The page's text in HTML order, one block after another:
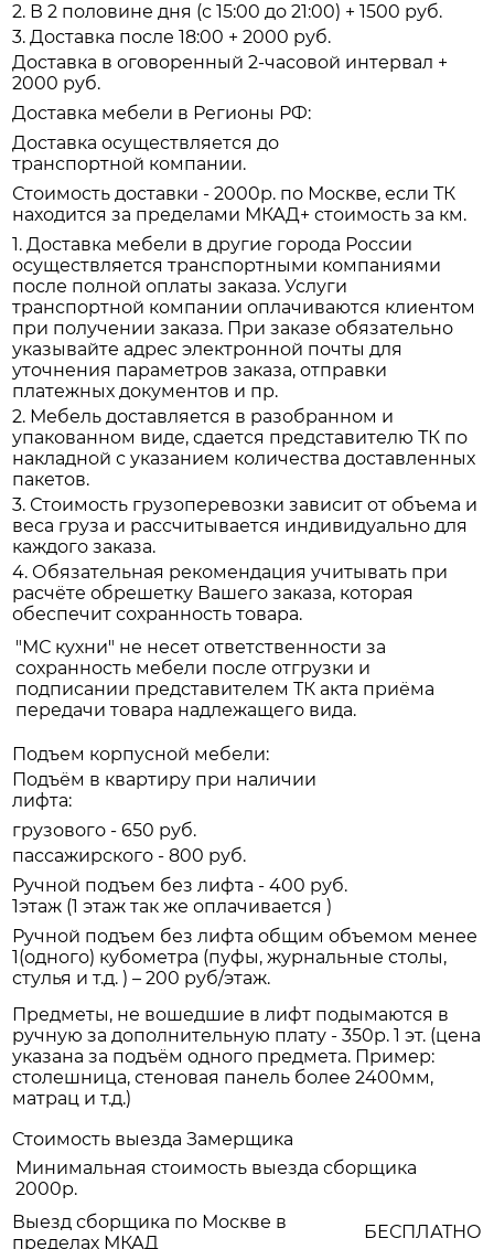
2. В 2 половине дня (с 15:00 до 21:00) + 1500 руб.
3. Доставка после 18:00 + 2000 руб.
Доставка в оговоренный 2-часовой интервал +
2000 руб.
Доставка мебели в Регионы РФ:
Доставка осуществляется до
транспортной компании.
Стоимость доставки - 2000р. по Москве, если ТК
находится за пределами МКАД+ стоимость за км.
1. Доставка мебели в другие города России
осуществляется транспортными компаниями
после полной оплаты заказа. Услуги
транспортной компании оплачиваются клиентом
при получении заказа. При заказе обязательно
указывайте адрес электронной почты для
уточнения параметров заказа, отправки
платежных документов и пр.
2. Мебель доставляется в разобранном и
упакованном виде, сдается представителю ТК по
накладной с указанием количества доставленных
пакетов.
3. Стоимость грузоперевозки зависит от объема и
веса груза и рассчитывается индивидуально для
каждого заказа.
4. Обязательная рекомендация учитывать при
расчёте обрешетку Вашего заказа, которая
обеспечит сохранность товара.
"МС кухни" не несет ответственности за
сохранность мебели после отгрузки и
подписании представителем ТК акта приёма
передачи товара надлежащего вида.
Подъем корпусной мебели:
Подъём в квартиру при наличии
лифта:
грузового - 650 руб.
пассажирского - 800 руб.
Ручной подъем без лифта - 400 руб.
1этаж (1 этаж так же оплачивается )
Ручной подъем без лифта общим объемом менее
1(одного) кубометра (пуфы, журнальные столы,
стулья и т.д. ) – 200 руб/этаж.
Предметы, не вошедшие в лифт подымаются в
ручную за дополнительную плату - 350р. 1 эт. (цена
указана за подъём одного предмета. Пример:
столешница, стеновая панель более 2400мм,
матрац и т.д.)
Стоимость выезда Замерщика
Минимальная стоимость выезда сборщика
2000р.
Выезд сборщика по Москве в
пределах МКАД
БЕСПЛАТНО